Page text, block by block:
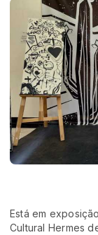
Está em
Cultural Hermes